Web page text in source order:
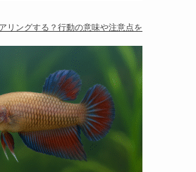
リングする？行動の意味や注意点を